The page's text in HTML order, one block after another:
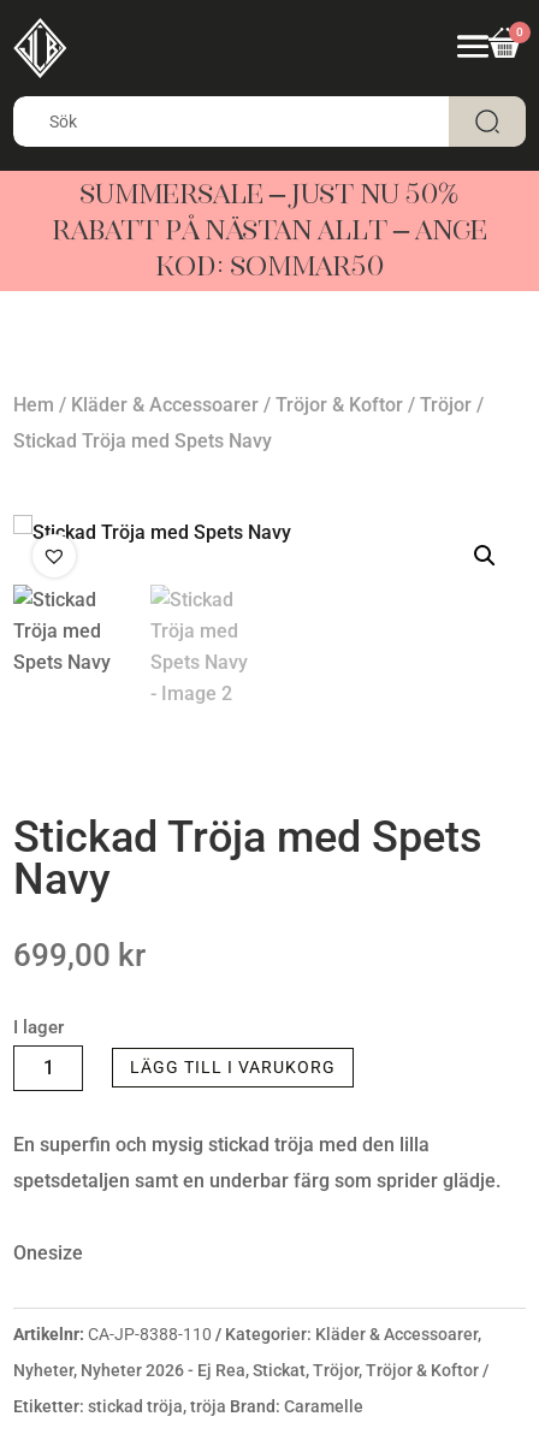
0
SUMMERSALE – JUST NU 50%
RABATT PÅ NÄSTAN ALLT – ANGE
KOD: SOMMAR50
Hem / Kläder & Accessoarer /Tröjor & Koftor /Tröjor /
Stickad Tröja med Spets Navy
Stickad Tröja med Spets
Navy
699,00 kr
I lager
STICKAD
TRÖJA
MED
SPETS
MÄNGD
LÄGG TILL I VARUKORG
En superfin och mysig stickad tröja med den lilla
spetsdetaljen samt en underbar färg som sprider glädje.
Onesize
Artikelnr:CA-JP-8388-110 Kategorier: Kläder & Accessoarer,
Nyheter, Nyheter 2026 - Ej Rea,Stickat,Tröjor,Tröjor & Koftor
Etiketter:stickad tröja,tröja Brand:Caramelle